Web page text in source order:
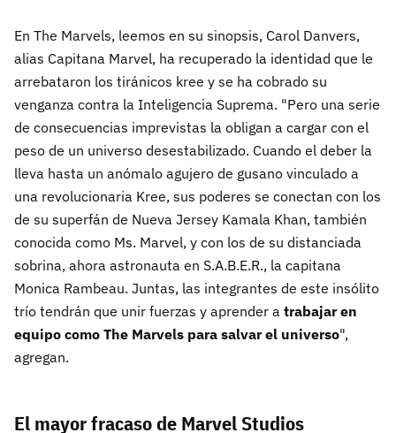
En The Marvels, leemos en su sinopsis, Carol Danvers,
alias Capitana Marvel, ha recuperado la identidad que le
arrebataron los tiránicos kree y se ha cobrado su
venganza contra la Inteligencia Suprema. "Pero una serie
de consecuencias imprevistas la obligan a cargar con el
peso de un universo desestabilizado. Cuando el deber la
lleva hasta un anómalo agujero de gusano vinculado a
una revolucionaria Kree, sus poderes se conectan con los
de su superfán de Nueva Jersey Kamala Khan, también
conocida como Ms. Marvel, y con los de su distanciada
sobrina, ahora astronauta en S.A.B.E.R., la capitana
Monica Rambeau. Juntas, las integrantes de este insólito
trío tendrán que unir fuerzas y aprender a trabajar en
equipo como The Marvels para salvar el universo",
agregan.
El mayor fracaso de Marvel Studios